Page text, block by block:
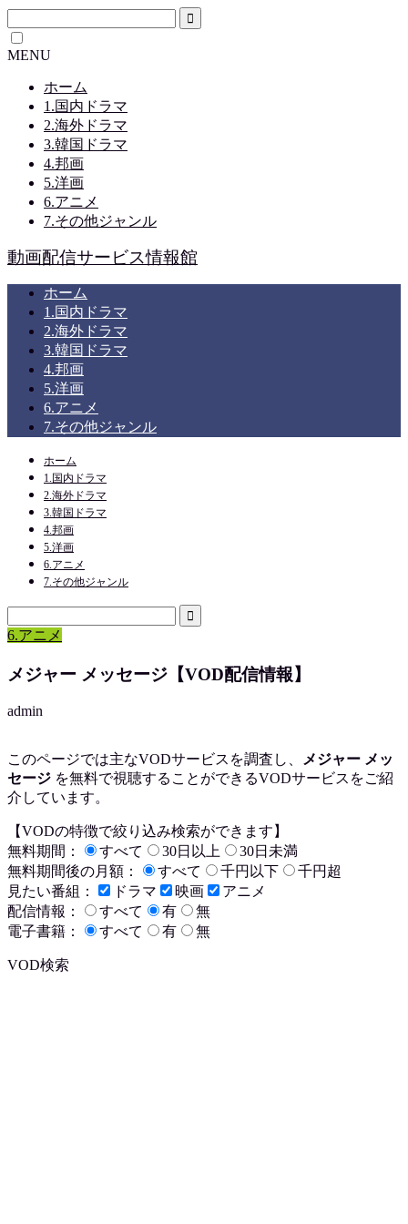
MENU
ホーム
1.国内ドラマ
2.海外ドラマ
3.韓国ドラマ
4.邦画
5.洋画
6.アニメ
7.その他ジャンル
動画配信サービス情報館
ホーム
1.国内ドラマ
2.海外ドラマ
3.韓国ドラマ
4.邦画
5.洋画
6.アニメ
7.その他ジャンル
ホーム
1.国内ドラマ
2.海外ドラマ
3.韓国ドラマ
4.邦画
5.洋画
6.アニメ
7.その他ジャンル
6.アニメ
メジャー メッセージ【VOD配信情報】
admin
このページでは主なVODサービスを調査し、 メジャー メッ
セージ を無料で視聴することができるVODサービスをご紹
介しています。
【VODの特徴で絞り込み検索ができます】
無料期間：
すべて 30日以上
30日未満
無料期間後の月額：
すべて 千円以下
千円超
見たい番組：
ドラマ 映画
アニメ
配信情報：
すべて 有
無
電子書籍：
すべて 有 無
VOD検索